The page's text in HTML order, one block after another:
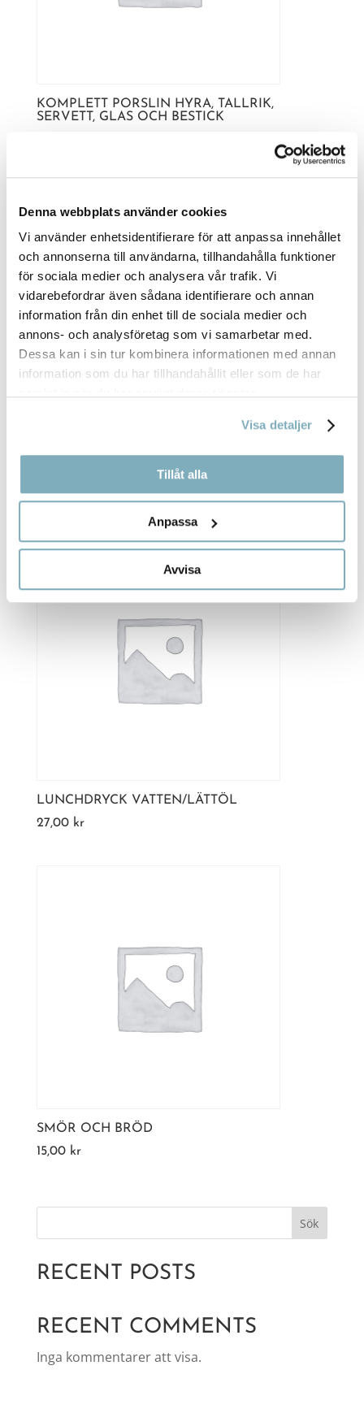
Denna webbplats använder cookies
Vi använder enhetsidentifierare för att anpassa innehållet
och annonserna till användarna, tillhandahålla funktioner
för sociala medier och analysera vår trafik. Vi
vidarebefordrar även sådana identifierare och annan
information från din enhet till de sociala medier och
annons- och analysföretag som vi samarbetar med.
Dessa kan i sin tur kombinera informationen med annan
information som du har tillhandahållit eller som de har
Visa detaljer
Tillåt alla
Anpassa
Avvisa
KOMPLETT PORSLIN HYRA, TALLRIK,
SERVETT, GLAS OCH BESTICK
MJÖLK, SOCKER, ENGÅNGSMATERIAL SAMT
29,00kr
LUNCHDRYCK VATTEN/LÄTTÖL
27,00 kr
SMÖR OCH BRÖD
15,00 kr
Sök
RECENT POSTS
RECENT COMMENTS
Inga kommentarer att visa.